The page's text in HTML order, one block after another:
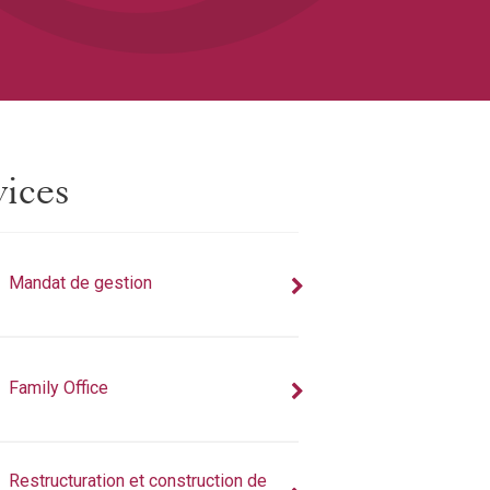
Mandat de gestion
Family Office
Restructuration et construction de